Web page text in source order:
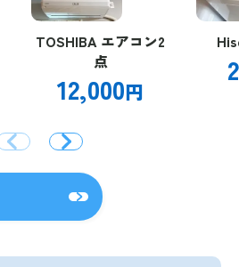
TOSHIBA エアコン2
点
12,000円